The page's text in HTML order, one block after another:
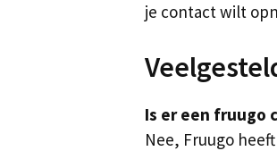
je contact wilt
Is er een fruugo
Nee, Fruugo